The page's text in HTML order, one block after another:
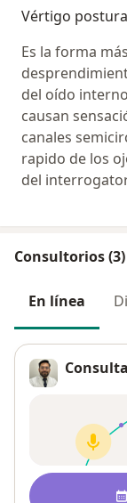
Vértigo
Es la forma
del oído
causan
canales
rapido de los
del interrogator
Consultorios (3)
En línea